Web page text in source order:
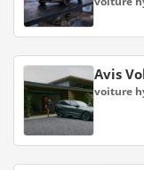
Avis
voiture